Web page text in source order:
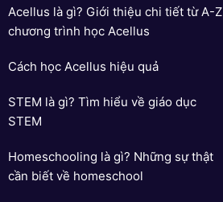
Acellus là gì? Giới thiệu chi tiết từ A-Z
chương trình học Acellus
Cách học Acellus hiệu quả
STEM là gì? Tìm hiểu về giáo dục
STEM
Homeschooling là gì? Những sự thật
cần biết về homeschool